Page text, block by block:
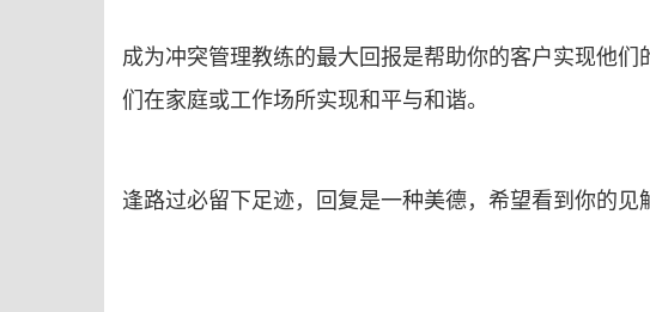
成为冲突管理教练的最大回报是帮助你的客户实现他
们在家庭或工作场所实现和平与和谐。
逢路过必留下足迹，回复是一种美德，希望看到你的